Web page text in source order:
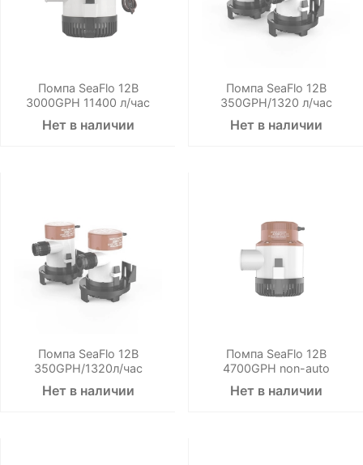
Помпа SeaFlo 12B
3000GPH 11400 л/час
Нет в наличии
Помпа SeaFlo 12B
350GPH/1320 л/час
Нет в наличии
Помпа SeaFlo 12B
350GPH/1320л/час
Нет в наличии
Помпа SeaFlo 12B
4700GPH non-auto
Нет в наличии